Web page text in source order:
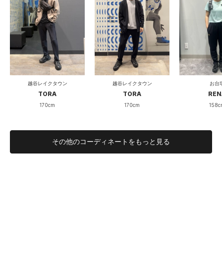
軽量性 軽い
厚み 薄い 厚い
透け度 透けない 透ける
伸びる
ゆったり心も身体も回復を
越谷レイクタウン
TORA
170cm
越谷レイクタウン
TORA
170cm
お台
その他のコーディネートをもっと見る